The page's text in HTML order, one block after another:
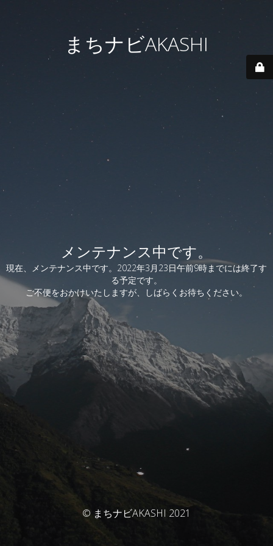
まちナビAKASHI
メンテナンス中です。
現在、メンテナンス中です。2022年3月23日午前9時までには終了す
る予定です。
ご不便をおかけいたしますが、しばらくお待ちください。
© まちナビAKASHI 2021